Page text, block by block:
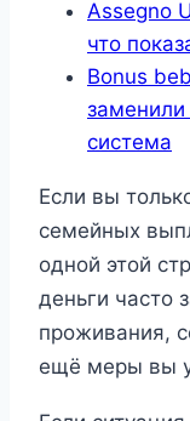
Assegno
что
Bonus
заменили
система
Если вы
семейных
одной этой
деньги часто
проживания,
ещё меры вы